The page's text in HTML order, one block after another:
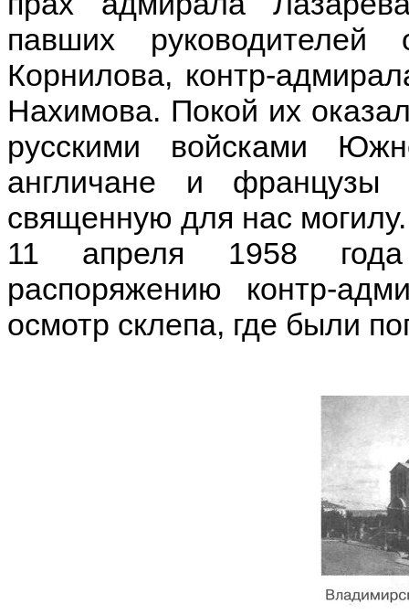
павших
Корнилова, контр-
Нахимова. Покой их
русскими войсками
англичане и
священную для нас могилу.
11 апреля 1958 года
распоряжению контр-
осмотр склепа, где были